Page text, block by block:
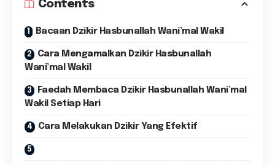
Contents
Bacaan Dzikir Hasbunallah Wani’mal Wakil
Cara Mengamalkan Dzikir Hasbunallah
Wani’mal Wakil
Faedah Membaca Dzikir Hasbunallah Wani’mal
Wakil Setiap Hari
Cara Melakukan Dzikir Yang Efektif